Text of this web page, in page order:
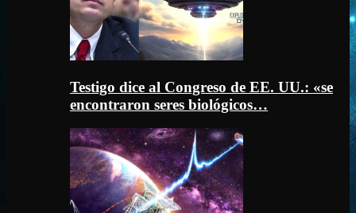
Testigo dice al Congreso de EE. UU.: «se
encontraron seres biológicos…